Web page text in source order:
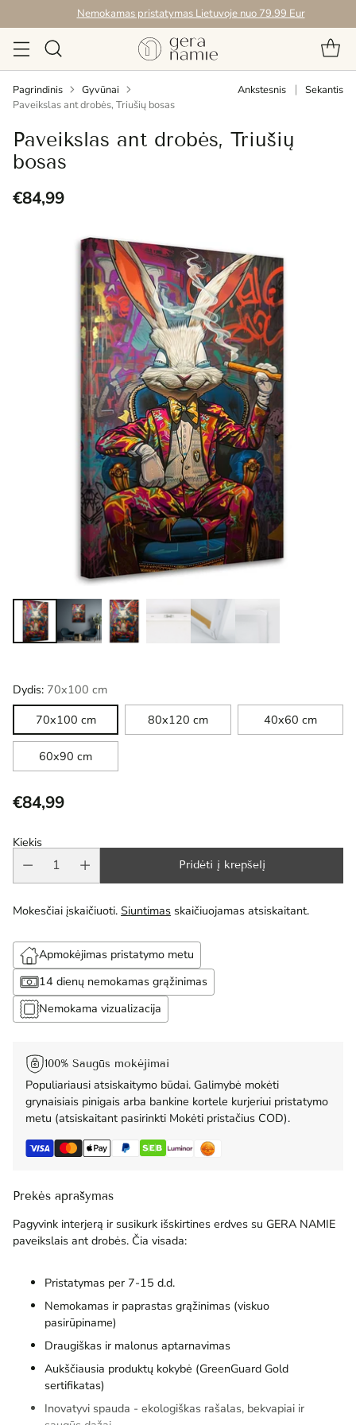
Nemokamas pristatymas Lietuvoje nuo 79.99 Eur
Pagrindinis
Gyvūnai
Paveikslas ant drobės, Triušių bosas
Ankstesnis Sekantis
Paveikslas ant drobės, Triušių
bosas
Reguliari
€84,99
Dydis: 70x100 cm
70x100 cm
80x120 cm 40x60 cm
60x90 cm
Reguliari
kaina
€84,99
Kiekis
Pridėti į krepšelį
Mokesčiai įskaičiuoti. Siuntimas skaičiuojamas atsiskaitant.
Apmokėjimas pristatymo metu
14 dienų nemokamas grąžinimas
Nemokama vizualizacija
100% Saugūs mokėjimai
Populiariausi atsiskaitymo būdai. Galimybė mokėti
grynaisiais pinigais arba bankine kortele kurjeriui pristatymo
metu (atsiskaitant pasirinkti Mokėti pristačius COD).
Prekės aprašymas
Pagyvink interjerą ir susikurk išskirtines erdves su GERA NAMIE
paveikslais ant drobės. Čia visada:
Pristatymas per 7-15 d.d.
Nemokamas ir paprastas grąžinimas (viskuo
pasirūpiname)
Draugiškas ir malonus aptarnavimas
Aukščiausia produktų kokybė (GreenGuard Gold
sertifikatas)
Inovatyvi spauda - ekologiškas rašalas, bekvapiai ir